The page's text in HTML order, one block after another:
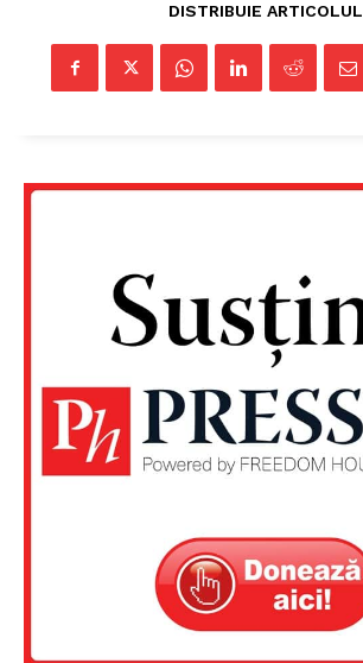
Un proiect
PRESShub
DISTRIBUIE ARTICOLUL